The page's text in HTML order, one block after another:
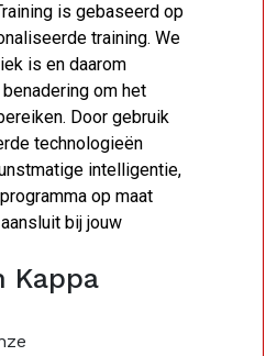
is gebaseerd op
training. We
is en daarom
om het
Door gebruik
technologieën
intelligentie,
op maat
bij jouw
Kappa